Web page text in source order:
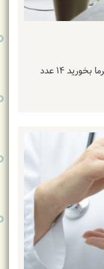
رفع خستگی و ضعف در خانمها ۳عدد خرما بخورید ۱۴ عدد